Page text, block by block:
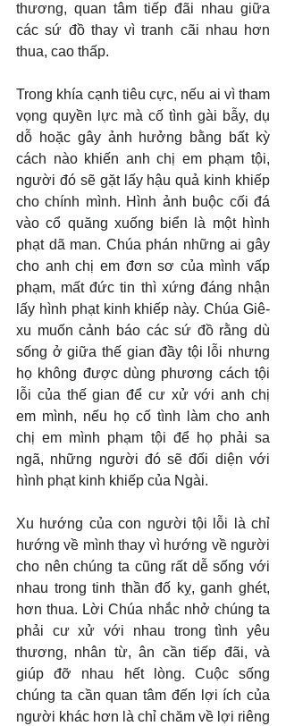
thương, quan tâm tiếp đãi nhau giữa
các sứ đồ thay vì tranh cãi nhau hơn
thua, cao thấp.
Trong khía cạnh tiêu cực, nếu ai vì tham
vọng quyền lực mà cố tình gài bẫy, dụ
dỗ hoặc gây ảnh hưởng bằng bất kỳ
cách nào khiến anh chị em phạm tội,
người đó sẽ gặt lấy hậu quả kinh khiếp
cho chính mình. Hình ảnh buộc cối đá
vào cổ quăng xuống biển là một hình
phạt dã man. Chúa phán những ai gây
cho anh chị em đơn sơ của mình vấp
phạm, mất đức tin thì xứng đáng nhận
lấy hình phạt kinh khiếp này. Chúa Giê-
xu muốn cảnh báo các sứ đồ rằng dù
sống ở giữa thế gian đầy tội lỗi nhưng
họ không được dùng phương cách tội
lỗi của thế gian để cư xử với anh chị
em mình, nếu họ cố tình làm cho anh
chị em mình phạm tội để họ phải sa
ngã, những người đó sẽ đối diện với
hình phạt kinh khiếp của Ngài.
Xu hướng của con người tội lỗi là chỉ
hướng về mình thay vì hướng về người
cho nên chúng ta cũng rất dễ sống với
nhau trong tinh thần đố kỵ, ganh ghét,
hơn thua. Lời Chúa nhắc nhở chúng ta
phải cư xử với nhau trong tình yêu
thương, nhân từ, ân cần tiếp đãi, và
giúp đỡ nhau hết lòng. Cuộc sống
chúng ta cần quan tâm đến lợi ích của
người khác hơn là chỉ chăm về lợi riêng